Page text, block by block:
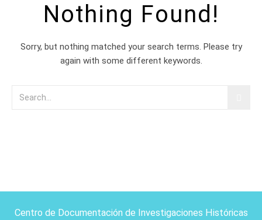
Nothing Found!
Sorry, but nothing matched your search terms. Please try
again with some different keywords.
Centro de Documentación de Investigaciones Históricas